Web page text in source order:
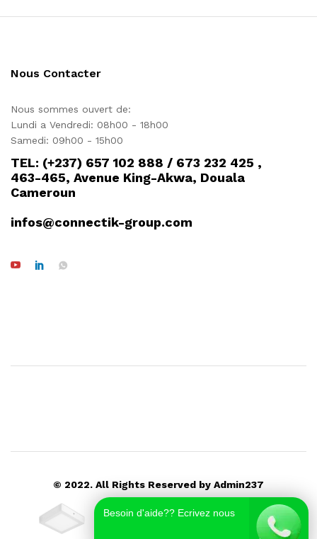
Nous Contacter
Nous sommes ouvert de:
Lundi a Vendredi: 08h00 - 18h00
Samedi: 09h00 - 15h00
TEL: (+237) 657 102 888 / 673 232 425 ,
463-465, Avenue King-Akwa, Douala
Cameroun
infos@connectik-group.com
© 2022. All Rights Reserved by Admin237
Besoin d'aide?? Ecrivez nous